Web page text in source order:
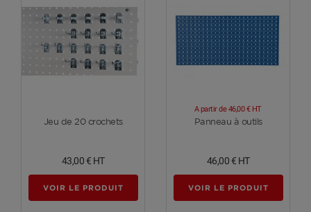
Voir plus
Jeu de 20 crochets
43,00 € HT
VOIR LE PRODUIT
Voir plus
Panneau à outils
A partir de46,00 € HT
46,00 € HT
VOIR LE PRODUIT